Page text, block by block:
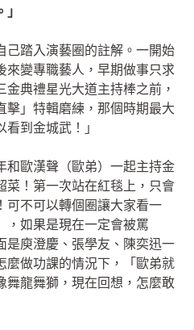
己踏入演藝圈的註解。一開始
來變專職藝人，早期做事只求
典禮星光大道主持棒之前，
擊」特輯磨練，那個時期最大
到金城武！」
和歐漢聲（歐弟）一起主持金
菜！第一次站在紅毯上，只會
可不可以轉個圈讓大家看一
，如果是現在一定會被罵
是庾澄慶、張學友、陳奕迅一
麼做功課的情況下，「歐弟就
舞龍舞獅，現在回想，怎麼敢